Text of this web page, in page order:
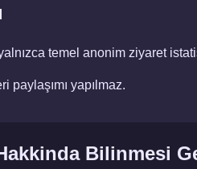
temel anonim ziyaret
paylaşımı yapılmaz.
Bilinmesi